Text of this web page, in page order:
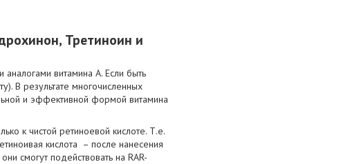
Третиноин и
витамина А. Если быть
В результате многочисленных
и эффективной формой витамина
к чистой ретиноевой кислоте. Т.е.
кислота – после нанесения
смогут подействовать на RAR-